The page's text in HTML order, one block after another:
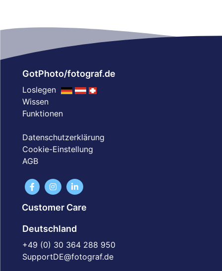
GotPhoto/fotograf.de
Loslegen
Wissen
Funktionen
Datenschutzerklärung
Cookie-Einstellung
AGB
Customer Care
Deutschland
+49 (0) 30 364 288 950
SupportDE@fotograf.de